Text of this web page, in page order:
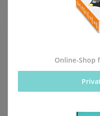
Beschreibung
Alle Bestellungen für
die Schule (Rabanus-
Online-Shop